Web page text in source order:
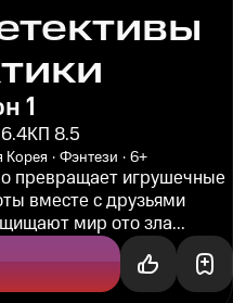
1
КП 8.5
Фэнтези 6+
превращает игрушечные
вместе с друзьями
мир ото зла...